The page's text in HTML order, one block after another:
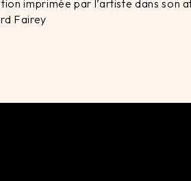
imprimée par l’artiste dans
Fairey